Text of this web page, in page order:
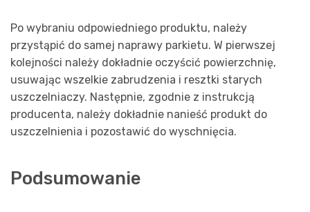
Po wybraniu odpowiedniego produktu, należy
przystąpić do samej naprawy parkietu. W pierwszej
kolejności należy dokładnie oczyścić powierzchnię,
usuwając wszelkie zabrudzenia i resztki starych
uszczelniaczy. Następnie, zgodnie z instrukcją
producenta, należy dokładnie nanieść produkt do
uszczelnienia i pozostawić do wyschnięcia.
Podsumowanie